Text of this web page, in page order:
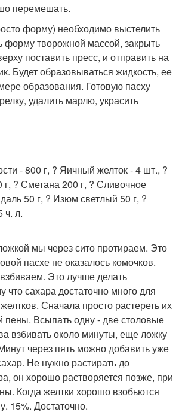
перемешать.
форму) необходимо выстелить
форму творожной массой, закрыть
поставить пресс, и отправить на
Будет образовываться жидкость, ее
образования. Готовую пасху
удалить марлю, украсить
- 800 г, ? Яичный желток - 4 шт., ?
г, ? Сметана 200 г, ? Сливочное
50 г, ? Изюм светлый 50 г, ?
ч. л.
мы через сито протираем. Это
пасхе не оказалось комочков.
Это лучше делать
что сахара достаточно много для
Сначала просто растереть их
пены. Всыпать одну - две столовые
взбивать около минуты, еще ложку
через пять можно добавить уже
Не нужно растирать до
он хорошо растворяется позже, при
Когда желтки хорошо взобьются
15%. Достаточно.